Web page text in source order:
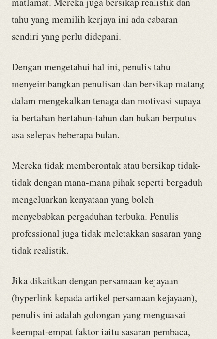
tahu yang memilih kerjaya ini ada cabaran
sendiri yang perlu didepani.
Dengan mengetahui hal ini, penulis tahu
menyeimbangkan penulisan dan bersikap matang
dalam mengekalkan tenaga dan motivasi supaya
ia bertahan bertahun-tahun dan bukan berputus
asa selepas beberapa bulan.
Mereka tidak memberontak atau bersikap tidak-
tidak dengan mana-mana pihak seperti bergaduh
mengeluarkan kenyataan yang boleh
menyebabkan pergaduhan terbuka. Penulis
professional juga tidak meletakkan sasaran yang
tidak realistik.
Jika dikaitkan dengan persamaan kejayaan
(hyperlink kepada artikel persamaan kejayaan),
penulis ini adalah golongan yang menguasai
keempat-empat faktor iaitu sasaran pembaca,